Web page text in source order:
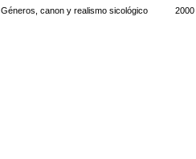
Géneros, canon y realismo sicológico 2000